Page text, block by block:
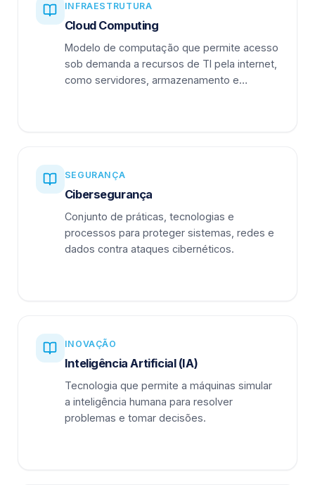
INFRAESTRUTURA
Cloud Computing
Modelo de computação que permite acesso
sob demanda a recursos de TI pela internet,
como servidores, armazenamento e
SEGURANÇA
Cibersegurança
Conjunto de práticas, tecnologias e
processos para proteger sistemas, redes e
dados contra ataques cibernéticos.
INOVAÇÃO
Inteligência Artificial (IA)
Tecnologia que permite a máquinas simular
a inteligência humana para resolver
problemas e tomar decisões.